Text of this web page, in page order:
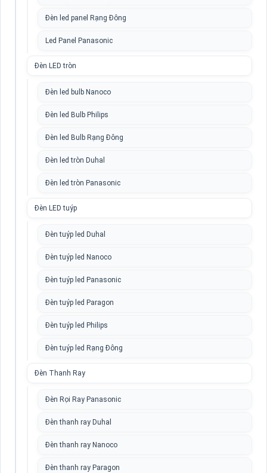
Đèn led panel Rạng Đông
Led Panel Panasonic
Đèn LED tròn
Đèn led bulb Nanoco
Đèn led Bulb Philips
Đèn led Bulb Rạng Đông
Đèn led tròn Duhal
Đèn led tròn Panasonic
Đèn LED tuýp
Đèn tuýp led Duhal
Đèn tuýp led Nanoco
Đèn tuýp led Panasonic
Đèn tuýp led Paragon
Đèn tuýp led Philips
Đèn tuýp led Rạng Đông
Đèn Thanh Ray
Đèn Rọi Ray Panasonic
Đèn thanh ray Duhal
Đèn thanh ray Nanoco
Đèn thanh ray Paragon